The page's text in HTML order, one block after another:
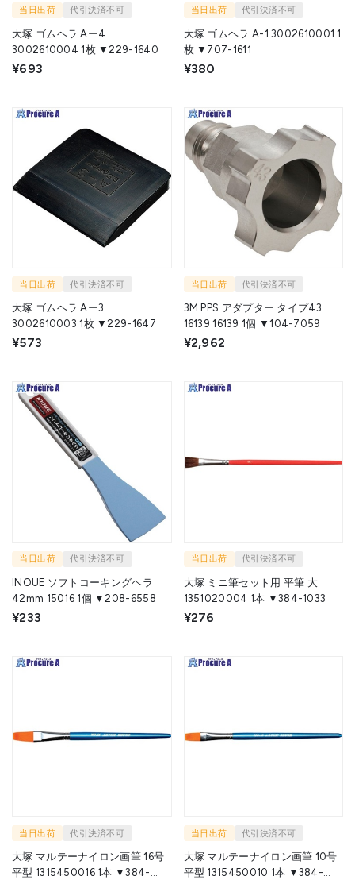
当日出荷 代引決済不可
大塚 ゴムヘラ Aー4
3002610004 1枚 ▼229-1640
¥693
当日出荷 代引決済不可
大塚 ゴムヘラ A-1 3002610001 1
枚 ▼707-1611
¥380
当日出荷 代引決済不可
大塚 ゴムヘラ Aー3
3002610003 1枚 ▼229-1647
¥573
当日出荷 代引決済不可
3M PPS アダプター タイプ43
16139 16139 1個 ▼104-7059
¥2,962
当日出荷 代引決済不可
INOUE ソフトコーキングヘラ
42mm 15016 1個 ▼208-6558
¥233
当日出荷 代引決済不可
大塚 ミニ筆セット用 平筆 大
1351020004 1本 ▼384-1033
¥276
当日出荷 代引決済不可
大塚 マルテーナイロン画筆 16号
平型 1315450016 1本 ▼384-
当日出荷 代引決済不可
大塚 マルテーナイロン画筆 10号
平型 1315450010 1本 ▼384-